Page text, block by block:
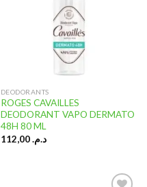
DEODORANTS
ROGES CAVAILLES
DEODORANT VAPO DERMATO
48H 80 ML
د.م.112,00